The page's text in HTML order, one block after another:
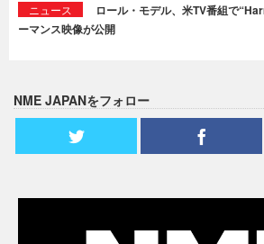
ニュース
ロール・モデル、米TV番組で
ーマンス映像が公開
NME JAPANをフォロー